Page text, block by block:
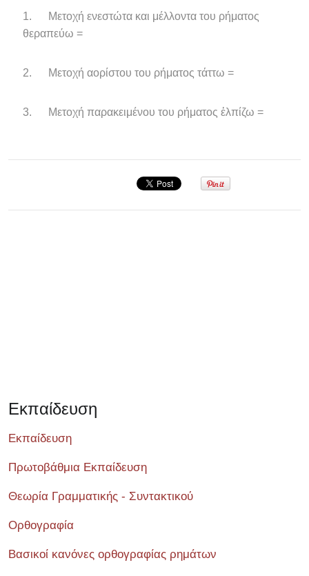
1. Μετοχή ενεστώτα και μέλλοντα του ρήματος
θεραπεύω =
2. Μετοχή αορίστου του ρήματος τάττω =
3. Μετοχή παρακειμένου του ρήματος ἐλπίζω =
Εκπαίδευση
Εκπαίδευση
Πρωτοβάθμια Εκπαίδευση
Θεωρία Γραμματικής - Συντακτικού
Ορθογραφία
Βασικοί κανόνες ορθογραφίας ρημάτων